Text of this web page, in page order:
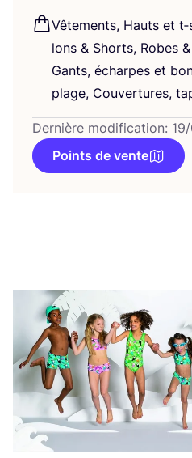
Vête­ments, Hauts et
lons & Shorts, Robes &
Gants, écharpes et
plage, Cou­ver­tures,
Dernière modification:
Points de vente